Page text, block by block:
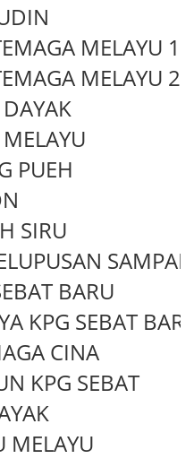
MELAYU 1
MELAYU 2
PUEH
SIRU
BARU
KPG SEBAT
CINA
KPG SEBAT
MELAYU